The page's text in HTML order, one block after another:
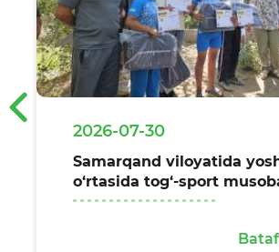
2026-07-30
Samarqand viloyatida
o‘rtasida tog‘-sport
o‘tkazildi
‹